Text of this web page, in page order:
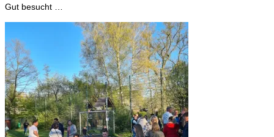
Gut besucht …